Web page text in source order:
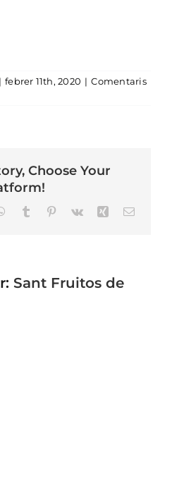
| febrer 11th, 2020 | Comentaris
Choose Your
WhatsApp
TumblrPinterest
Vk XingEmail
Sant Fruitos de